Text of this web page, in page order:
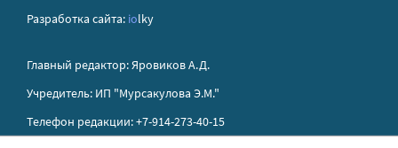
Разработка сайта: iolky
Главный редактор: Яровиков А.Д.
Учредитель: ИП "Мурсакулова Э.М."
Телефон редакции: +7-914-273-40-15